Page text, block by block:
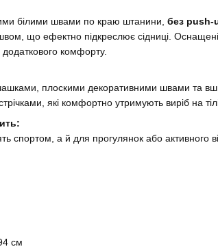
білими швами по краю штанини, без push-
що ефектно підкреслює сідниці.
додаткового комфорту.
плоскими декоративними швами та
які комфортно утримують виріб на
спортом, а й для прогулянок або активного
см